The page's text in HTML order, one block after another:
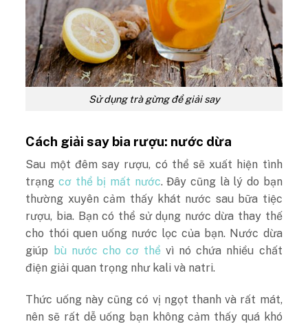
Sử dụng trà gừng để giải say
Cách giải say bia rượu: nước dừa
Sau một đêm say rượu, có thể sẽ xuất hiện tình
trạngcơ thể bị mất nước. Đây cũng là lý do bạn
thường xuyên cảm thấy khát nước sau bữa tiệc
rượu, bia. Bạn có thể sử dụng nước dừa thay thế
cho thói quen uống nước lọc của bạn. Nước dừa
giúp bù nước cho cơ thể vì nó chứa nhiều chất
điện giải quan trọng như kali và natri.
Thức uống này cũng có vị ngọt thanh và rất mát,
nên sẽ rất dễ uống bạn không cảm thấy quá khó